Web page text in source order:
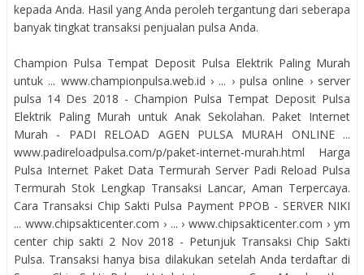
kepada Anda. Hasil yang Anda peroleh tergantung dari seberapa
banyak tingkat transaksi penjualan pulsa Anda.
Champion Pulsa Tempat Deposit Pulsa Elektrik Paling Murah
untuk ... www.championpulsa.web.id › ... › pulsa online › server
pulsa 14 Des 2018 - Champion Pulsa Tempat Deposit Pulsa
Elektrik Paling Murah untuk Anak Sekolahan. Paket Internet
Murah - PADI RELOAD AGEN PULSA MURAH ONLINE ...
www.padireloadpulsa.com/p/paket-internet-murah.html Harga
Pulsa Internet Paket Data Termurah Server Padi Reload Pulsa
Termurah Stok Lengkap Transaksi Lancar, Aman Terpercaya.
Cara Transaksi Chip Sakti Pulsa Payment PPOB - SERVER NIKI
... www.chipsakticenter.com › ... › www.chipsakticenter.com › ym
center chip sakti 2 Nov 2018 - Petunjuk Transaksi Chip Sakti
Pulsa. Transaksi hanya bisa dilakukan setelah Anda terdaftar di